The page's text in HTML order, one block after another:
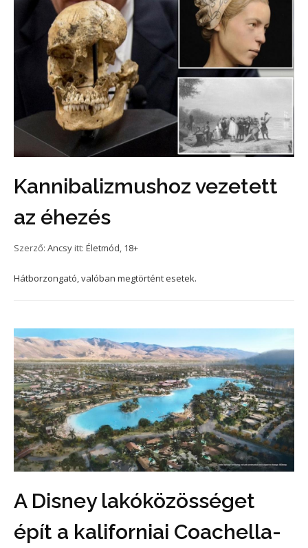
Kannibalizmushoz vezetett
az éhezés
Szerző: Ancsy itt: Életmód, 18+
Hátborzongató, valóban megtörtént esetek.
A Disney lakóközösséget
épít a kaliforniai Coachella-